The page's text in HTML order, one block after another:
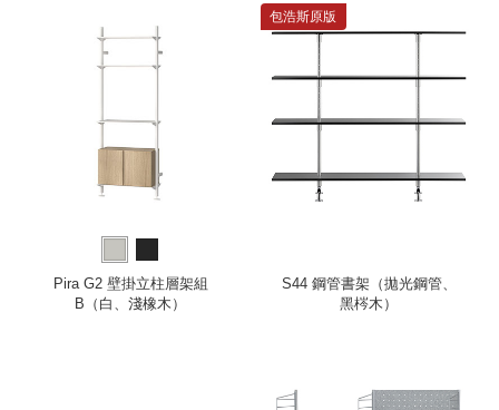
Pira G2 壁掛立柱層架組
B（白、淺橡木）
包浩斯原版
S44 鋼管書架（拋光鋼管、
黑梣木）